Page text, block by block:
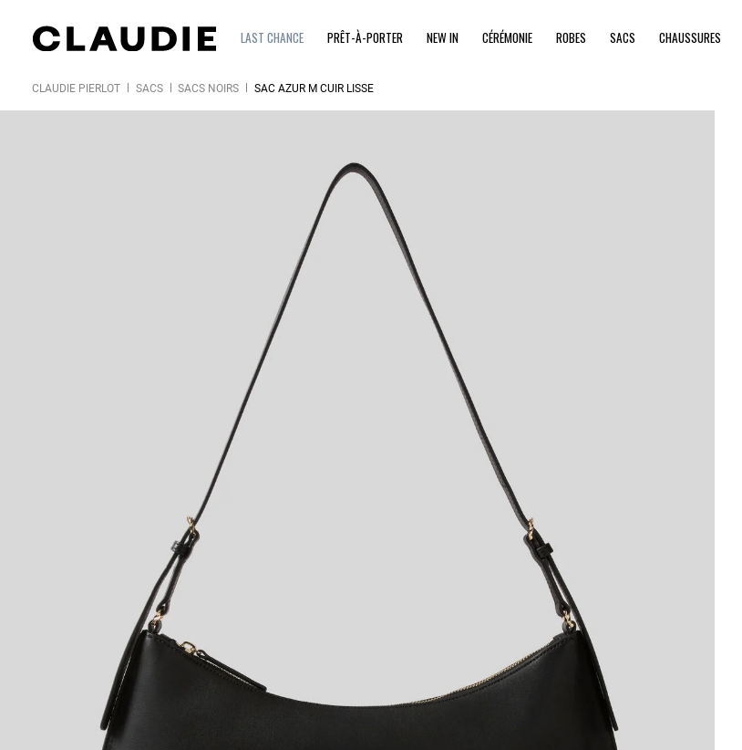
LAST CHANCE PRÊT-À-PORTER NEW IN CÉRÉMONIE ROBES SACS CHAUSSURES
CLAUDIE PIERLOT SACS SACS NOIRS SAC AZUR M CUIR LISSE